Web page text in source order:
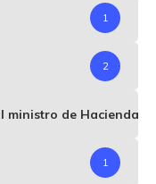
1
2
ministro de Hacienda
1